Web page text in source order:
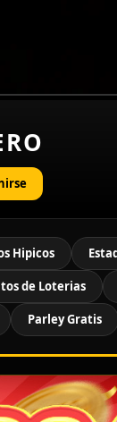
Hipicos
de Loterias
Parley Gratis